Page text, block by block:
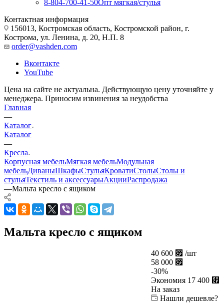
8-804-700-41-50Опт мягкая/стулья
Контактная информация
156013, Костромская область, Костромской район, г.
Кострома, ул. Ленина, д. 20, Н.П. 8
order@vashden.com
Вконтакте
YouTube
Цена на сайте не актуальна. Действующую цену уточняйте у
менеджера. Приносим извинения за неудобства
Главная
—
Каталог
Каталог
—
Кресла
Корпусная мебельМягкая мебельМодульная
мебельДиваныШкафыСтульяКроватиСтолыСтолы и
стульяТекстиль и аксессуарыАкцииРаспродажа
—Мальта кресло с ящиком
Мальта кресло с ящиком
40 600 ⃏ /шт
58 000 ⃏
-30%
Экономия 17 400 ⃏
На заказ
Нашли дешевле?